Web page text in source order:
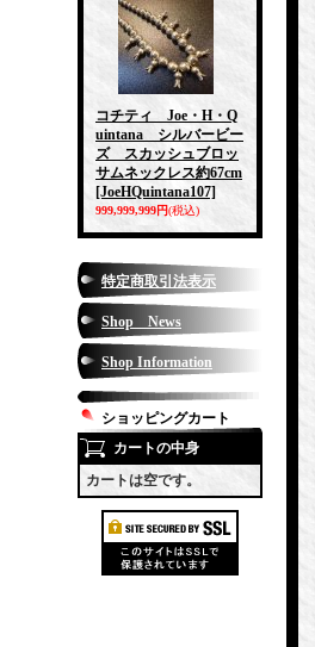
コチティ Joe・H・Q
uintana シルバービー
ズ スカッシュブロッ
サムネックレス約67cm
[JoeHQuintana107]
999,999,999円(税込)
特定商取引法表示
Shop News
Shop Information
ショッピングカート
カートの中身
カートは空です。